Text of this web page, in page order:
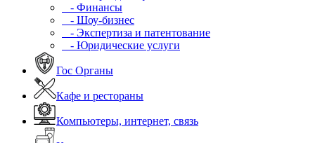
- Финансы
- Шоу-бизнес
- Экспертиза и патентование
- Юридические услуги
Гос Органы
Кафе и рестораны
Компьютеры, интернет, связь